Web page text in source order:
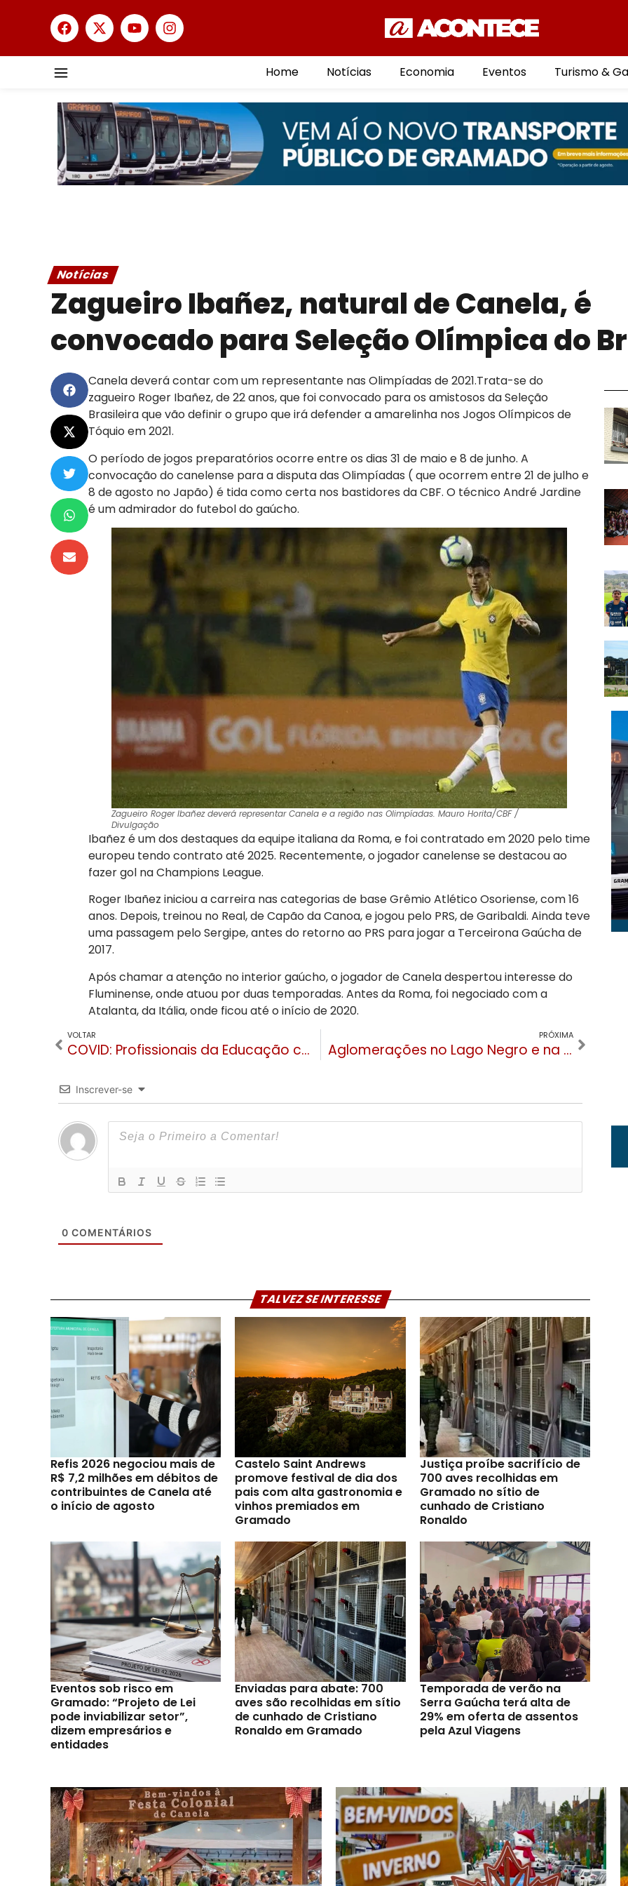
Home Notícias Economia Eventos Turismo &
Notícias
Zagueiro Ibañez, natural de Canela, é
convocado para Seleção Olímpica do
Canela deverá contar com um representante nas Olimpíadas de 2021.Trata-se do
zagueiro Roger Ibañez, de 22 anos, que foi convocado para os amistosos da Seleção
Brasileira que vão definir o grupo que irá defender a amarelinha nos Jogos Olímpicos de
Tóquio em 2021.
O período de jogos preparatórios ocorre entre os dias 31 de maio e 8 de junho. A
convocação do canelense para a disputa das Olimpíadas ( que ocorrem entre 21 de julho e
8 de agosto no Japão) é tida como certa nos bastidores da CBF. O técnico André Jardine
é um admirador do futebol do gaúcho.
Zagueiro Roger Ibañez deverá representar Canela e a região nas Olimpíadas. Mauro Horita/CBF /
Divulgação
Ibañez é um dos destaques da equipe italiana da Roma, e foi contratado em 2020 pelo time
europeu tendo contrato até 2025. Recentemente, o jogador canelense se destacou ao
fazer gol na Champions League.
Roger Ibañez iniciou a carreira nas categorias de base Grêmio Atlético Osoriense, com 16
anos. Depois, treinou no Real, de Capão da Canoa, e jogou pelo PRS, de Garibaldi. Ainda teve
uma passagem pelo Sergipe, antes do retorno ao PRS para jogar a Terceirona Gaúcha de
2017.
Após chamar a atenção no interior gaúcho, o jogador de Canela despertou interesse do
Fluminense, onde atuou por duas temporadas. Antes da Roma, foi negociado com a
Atalanta, da Itália, onde ficou até o início de 2020.
VOLTAR
COVID: Profissionais da Educação começarão a ser vacinados em todo Estado do RS
PRÓXIMA
Aglomerações no Lago Negro e na Várzea Grande são alvos de ação da Brigada Militar
Inscrever-se
0 COMENTÁRIOS
TALVEZ SE INTERESSE
Refis 2026 negociou mais de
R$ 7,2 milhões em débitos de
contribuintes de Canela até
o início de agosto
Castelo Saint Andrews
promove festival de dia dos
pais com alta gastronomia e
vinhos premiados em
Gramado
Justiça proíbe sacrifício de
700 aves recolhidas em
Gramado no sítio de
cunhado de Cristiano
Ronaldo
Eventos sob risco em
Gramado: “Projeto de Lei
pode inviabilizar setor”,
dizem empresários e
entidades
Enviadas para abate: 700
aves são recolhidas em sítio
de cunhado de Cristiano
Ronaldo em Gramado
Temporada de verão na
Serra Gaúcha terá alta de
29% em oferta de assentos
pela Azul Viagens